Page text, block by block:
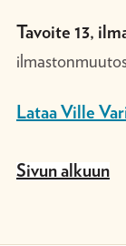
Tavoite 13,
Lataa Ville
Sivun alkuun